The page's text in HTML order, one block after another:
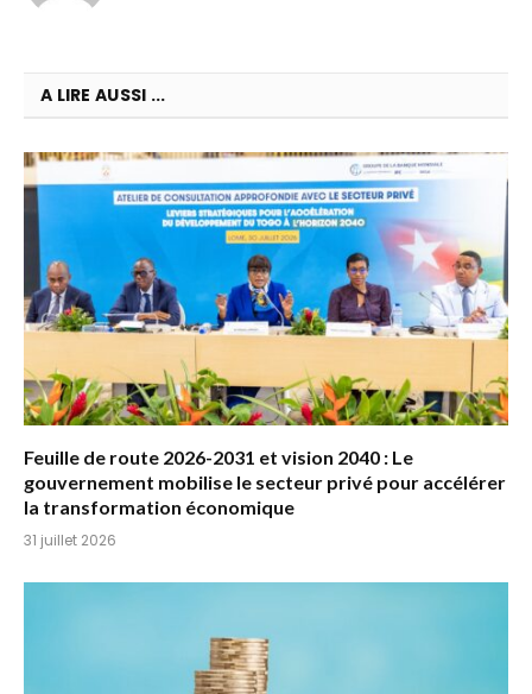
A LIRE AUSSI ...
Feuille de route 2026-2031 et vision 2040 : Le
gouvernement mobilise le secteur privé pour accélérer
la transformation économique
31 juillet 2026